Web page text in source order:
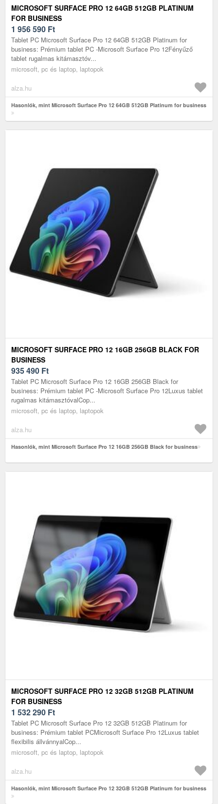
MICROSOFT SURFACE PRO 12 64GB 512GB PLATINUM
FOR BUSINESS
1 956 590 Ft
Tablet PC Microsoft Surface Pro 12 64GB 512GB Platinum for
business: Prémium tablet PC -Microsoft Surface Pro 12Fényűző
tablet rugalmas kitámasztóv...
microsoft, pc és laptop, laptopok
alza.hu
Hasonlók, mint Microsoft Surface Pro 12 64GB 512GB Platinum for business
MICROSOFT SURFACE PRO 12 16GB 256GB BLACK FOR
BUSINESS
935 490 Ft
Tablet PC Microsoft Surface Pro 12 16GB 256GB Black for
business: Prémium tablet PC -Microsoft Surface Pro 12Luxus tablet
rugalmas kitámasztóvalCop...
microsoft, pc és laptop, laptopok
alza.hu
Hasonlók, mint Microsoft Surface Pro 12 16GB 256GB Black for business
MICROSOFT SURFACE PRO 12 32GB 512GB PLATINUM
FOR BUSINESS
1 532 290 Ft
Tablet PC Microsoft Surface Pro 12 32GB 512GB Platinum for
business: Prémium tablet PCMicrosoft Surface Pro 12Luxus tablet
flexibilis állvánnyalCop...
microsoft, pc és laptop, laptopok
alza.hu
Hasonlók, mint Microsoft Surface Pro 12 32GB 512GB Platinum for business